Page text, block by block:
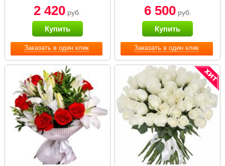
Заказать в один клик
2 420 руб.
Купить
Заказать в один клик
6 500руб.
Купить